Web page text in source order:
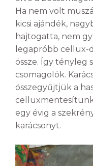
Ha nem volt
kicsi ajándék,
hajtogatta, nem
legapróbb cellux-
össze. Így tényleg
csomagolók.
összegyűjtjük a
egy évig a
karácsonyt.